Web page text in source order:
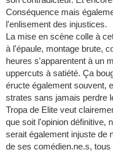
Conséquence mais
l'enlisement des injustices.
La mise en scène colle à
à l'épaule, montage brute,
heures s'apparentent à un
uppercuts à satiété. Ça
éructe également souvent,
strates sans jamais perdre
Tropa de Elite veut
que soit l'opinion définitive,
serait également injuste de
de ses comédien.ne.s, tous